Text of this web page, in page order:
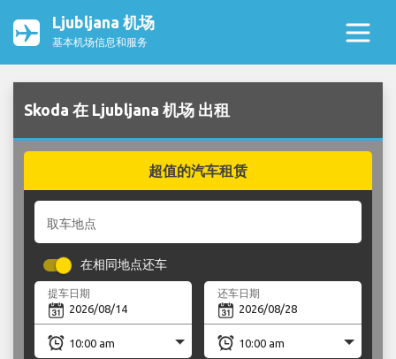
Ljubljana 机场
基本机场信息和服务
Skoda 在 Ljubljana 机场 出租
超值的汽车租赁
取车地点
在相同地点还车
提车日期 还车日期